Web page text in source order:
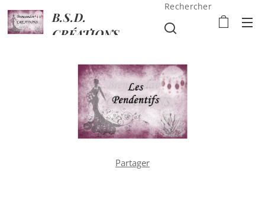
B.S.D.
CRÉATIONS
Rechercher
Partager